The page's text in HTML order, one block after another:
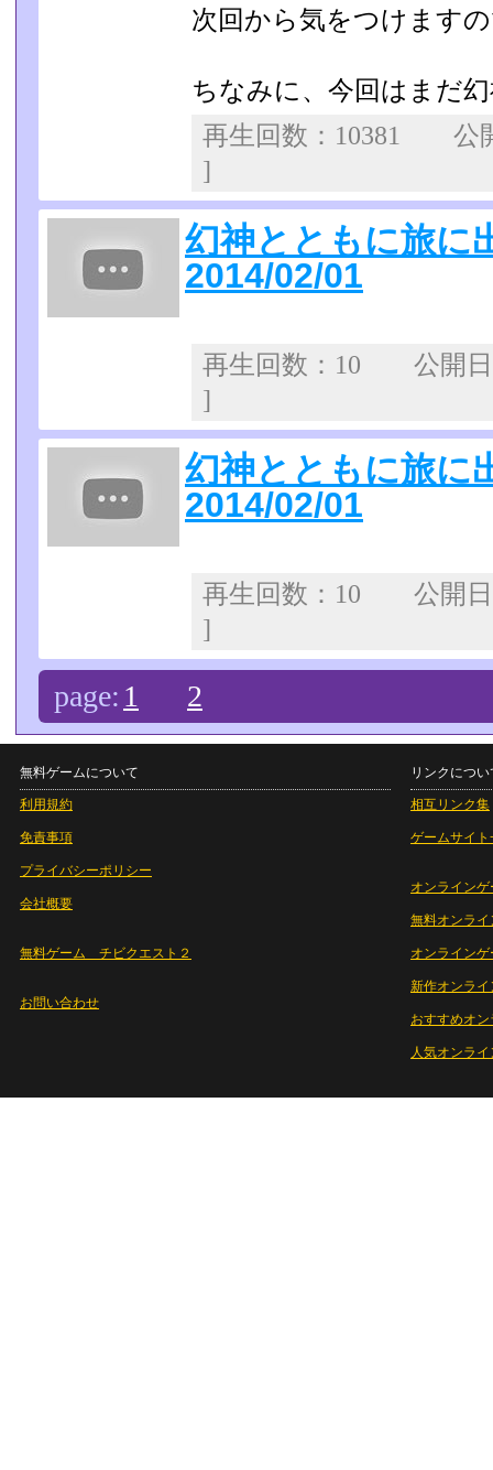
次回から気をつけます
ちなみに、今回はまだ
再生回数：10381
]
幻神とともに旅
2014/02/01
再生回数：10 公
]
幻神とともに旅
2014/02/01
再生回数：10 公
]
page: 1 2
無料ゲームについて
利用規約
免責事項
プライバシーポリシー
会社概要
無料ゲーム チビクエスト２
お問い合わせ
リンクについ
相互リンク集
ゲームサイト
オンラインゲ
無料オンライ
オンライン
新作オンライ
おすすめオ
人気オンラ